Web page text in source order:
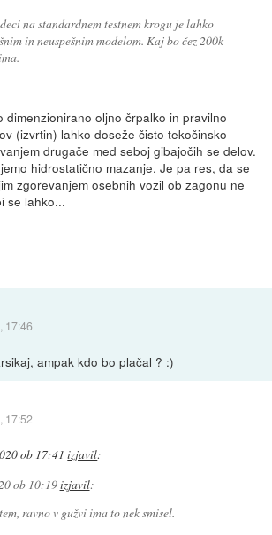
na standardnem testnem krogu je lahko
in neuspešnim modelom. Kaj bo čez 200k
dimenzionirano oljno črpalko in pravilno
(izvrtin) lahko doseže čisto tekočinsko
drugače med seboj gibajočih se delov.
hidrostatično mazanje. Je pa res, da se
zgorevanjem osebnih vozil ob zagonu ne
se lahko...
17:46
ampak kdo bo plačal ? :)
17:52
ob 17:41 izjavil:
ob 10:19izjavil:
ravno v gužvi ima to nek smisel.